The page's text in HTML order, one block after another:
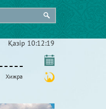
Қазір 10:12:20
Хижра